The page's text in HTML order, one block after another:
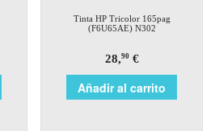
Tinta HP Tricolor 165pag
(F6U65AE) N302
28,90€
Añadir al carrito